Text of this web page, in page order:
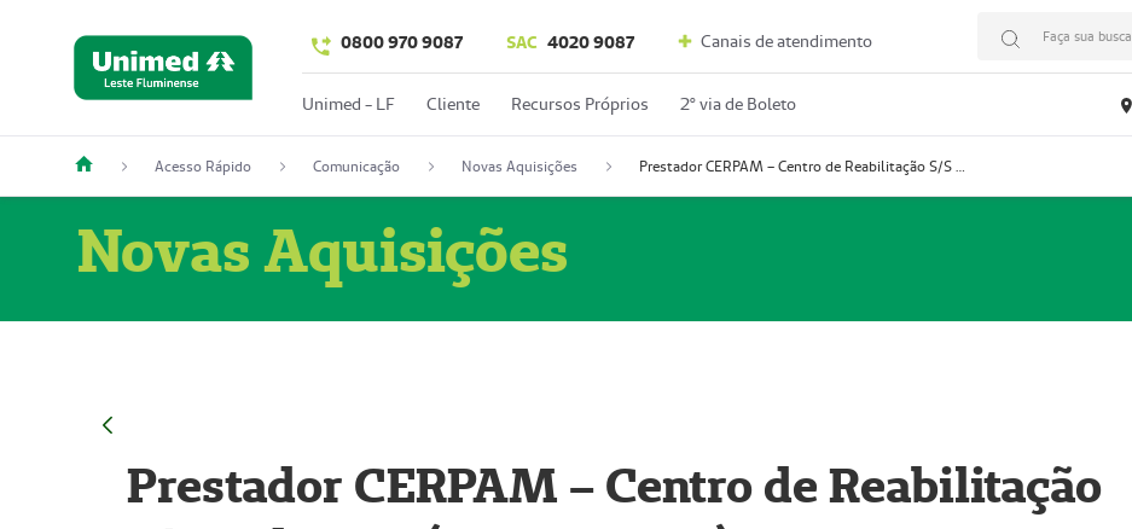
0800 970 9087 SAC 4020 9087 Canais de atendimento Faça sua
Unimed - LF Cliente Recursos Próprios 2º via de Boleto
Acesso Rápido Comunicação Novas Aquisições Prestador CERPAM – Centro de Reabilitação S/S Ltda-ME (52004274-8)
Novas Aquisições
Prestador CERPAM – Centro de Reabilitação